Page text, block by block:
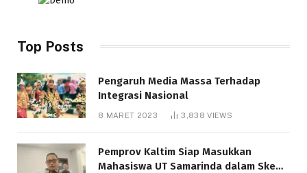
Top Posts
Pengaruh Media Massa Terhadap
Integrasi Nasional
8 MARET 2023 3,838VIEWS
Pemprov Kaltim Siap Masukkan
Mahasiswa UT Samarinda dalam Skema